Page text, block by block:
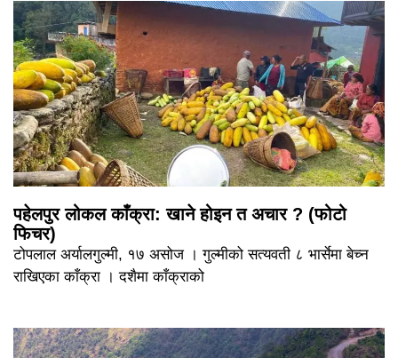
पहेलपुर लोकल काँक्रा: खाने होइन त अचार ? (फोटो
फिचर)
टोपलाल अर्यालगुल्मी, १७ असोज । गुल्मीको सत्यवती ८ भार्सेमा बेच्न
राखिएका काँक्रा । दशैमा काँक्राको